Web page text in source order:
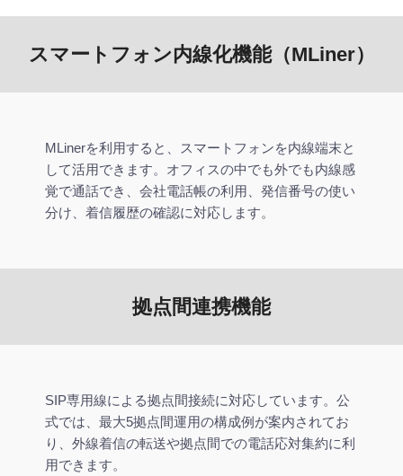
スマートフォン内線化機能（MLiner）
MLinerを利用すると、スマートフォンを内線端末と
して活用できます。オフィスの中でも外でも内線感
覚で通話でき、会社電話帳の利用、発信番号の使い
分け、着信履歴の確認に対応します。
拠点間連携機能
SIP専用線による拠点間接続に対応しています。公
式では、最大5拠点間運用の構成例が案内されてお
り、外線着信の転送や拠点間での電話応対集約に利
用できます。